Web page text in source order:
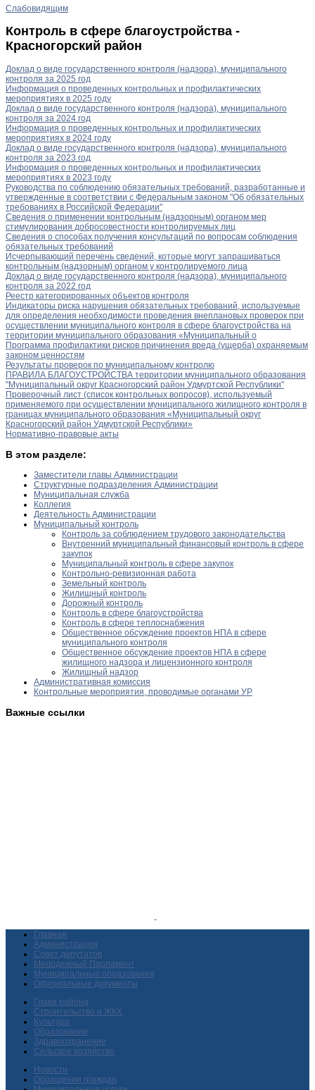
Слабовидящим
Контроль в сфере благоустройства -
Красногорский район
Доклад о виде государственного контроля (надзора), муниципального
контроля за 2025 год
Информация о проведенных контрольных и профилактических
мероприятиях в 2025 году
Доклад о виде государственного контроля (надзора), муниципального
контроля за 2024 год
Информация о проведенных контрольных и профилактических
мероприятиях в 2024 году
Доклад о виде государственного контроля (надзора), муниципального
контроля за 2023 год
Информация о проведенных контрольных и профилактических
мероприятиях в 2023 году
Руководства по соблюдению обязательных требований, разработанные и
утвержденные в соответствии с Федеральным законом "Об обязательных
требованиях в Российской Федерации"
Сведения о применении контрольным (надзорным) органом мер
стимулирования добросовестности контролируемых лиц
Сведения о способах получения консультаций по вопросам соблюдения
обязательных требований
Исчерпывающий перечень сведений, которые могут запрашиваться
контрольным (надзорным) органом у контролируемого лица
Доклад о виде государственного контроля (надзора), муниципального
контроля за 2022 год
Реестр категорированных объектов контроля
Индикаторы риска нарушения обязательных требований, используемые
для определения необходимости проведения внеплановых проверок при
осуществлении муниципального контроля в сфере благоустройства на
территории муниципального образования «Муниципальный о
Программа профилактики рисков причинения вреда (ущерба) охраняемым
законом ценностям
Результаты проверок по муниципальному контролю
ПРАВИЛА БЛАГОУСТРОЙСТВА территории муниципального образования
"Муниципальный округ Красногорский район Удмуртской Республики"
Проверочный лист (список контрольных вопросов), используемый
применяемого при осуществлении муниципального жилищного контроля в
границах муниципального образования «Муниципальный округ
Красногорский район Удмуртской Республики»
Нормативно-правовые акты
В этом разделе:
Заместители главы Администрации
Структурные подразделения Администрации
Муниципальная служба
Коллегия
Деятельность Администрации
Муниципальный контроль
Контроль за соблюдением трудового законодательства
Внутренний муниципальный финансовый контроль в сфере
закупок
Муниципальный контроль в сфере закупок
Контрольно-ревизионная работа
Земельный контроль
Жилищный контроль
Дорожный контроль
Контроль в сфере благоустройства
Контроль в сфере теплоснабжения
Общественное обсуждение проектов НПА в сфере
муниципального контроля
Общественное обсуждение проектов НПА в сфере
жилищного надзора и лицензионного контроля
Жилищный надзор
Административная комиссия
Контрольные мероприятия, проводимые органами УР
Важные ссылки
Главная
Администрация
Совет депутатов
Молодежный Парламент
Муниципальные образования
Официальные документы
Глава района
Строительство и ЖКХ
Культура
Образование
Здравоохранение
Сельское хозяйство
Новости
Обращения граждан